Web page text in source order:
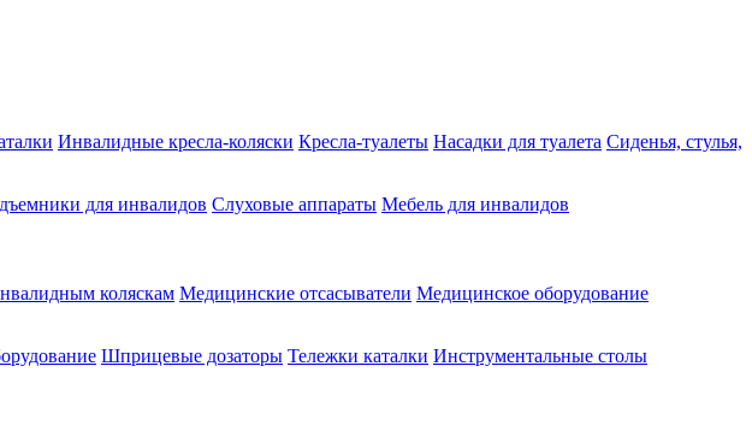
Инвалидные кресла-коляски Кресла-туалеты Насадки для туалета Сиденья, стулья,
для инвалидов Слуховые аппараты Мебель для инвалидов
коляскам Медицинские отсасыватели Медицинское оборудование
Шприцевые дозаторы Тележки каталки Инструментальные столы